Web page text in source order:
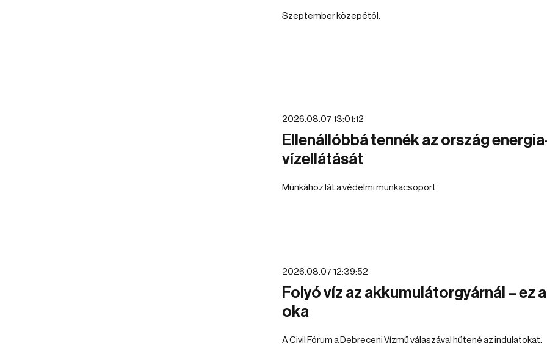
Szeptember közepétől.
2026.08.07 13:01:12
Ellenállóbbá tennék az ország
vízellátását
Munkához lát a védelmi munkacsoport.
2026.08.07 12:39:52
Folyó víz az akkumulátorgyárnál – ez
oka
A Civil Fórum a Debreceni Vízmű válaszával hűtené az indulatokat.